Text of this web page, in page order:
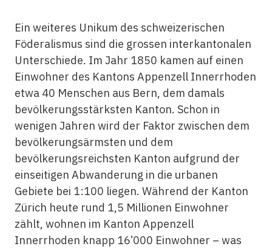
Ein weiteres Unikum des schweizerischen
Föderalismus sind die grossen interkantonalen
Unterschiede. Im Jahr 1850 kamen auf einen
Einwohner des Kantons Appenzell Innerrhoden
etwa 40 Menschen aus Bern, dem damals
bevölkerungsstärksten Kanton. Schon in
wenigen Jahren wird der Faktor zwischen dem
bevölkerungsärmsten und dem
bevölkerungsreichsten Kanton aufgrund der
einseitigen Abwanderung in die urbanen
Gebiete bei 1:100 liegen. Während der Kanton
Zürich heute rund 1,5 Millionen Einwohner
zählt, wohnen im Kanton Appenzell
Innerrhoden knapp 16’000 Einwohner – was